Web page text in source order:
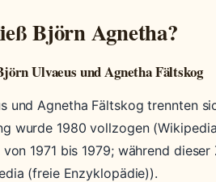
Björn Agnetha?
Ulvaeus und Agnetha Fältskog
und Agnetha Fältskog trennten
wurde 1980 vollzogen
von 1971 bis 1979; während
(freie Enzyklopädie)).